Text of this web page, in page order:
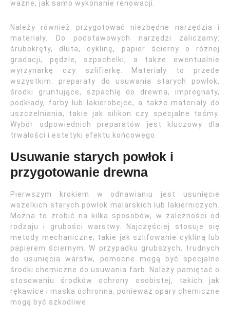
ważne, jak samo wykonanie renowacji.
Należy również przygotować niezbędne narzędzia i
materiały. Do podstawowych narzędzi zaliczamy:
śrubokręty, dłuta, cyklinę, papier ścierny o różnej
gradacji, pędzle, szpachelki, a także ewentualnie
wyrzynarkę czy szlifierkę. Materiały to przede
wszystkim: preparaty do usuwania starych powłok,
środki gruntujące, szpachlę do drewna, impregnaty,
podkłady, farby lub lakierobejce, a także materiały do
uszczelniania, takie jak silikon czy specjalne taśmy.
Wybór odpowiednich preparatów jest kluczowy dla
trwałości i estetyki efektu końcowego.
Usuwanie starych powłok i
przygotowanie drewna
Pierwszym krokiem w odnawianiu jest usunięcie
wszelkich starych powłok malarskich lub lakierniczych.
Można to zrobić na kilka sposobów, w zależności od
rodzaju i grubości warstwy. Najczęściej stosuje się
metody mechaniczne, takie jak szlifowanie cykliną lub
papierem ściernym. W przypadku grubszych, trudnych
do usunięcia warstw, pomocne mogą być specjalne
środki chemiczne do usuwania farb. Należy pamiętać o
stosowaniu środków ochrony osobistej, takich jak
rękawice i maska ochronna, ponieważ opary chemiczne
mogą być szkodliwe.